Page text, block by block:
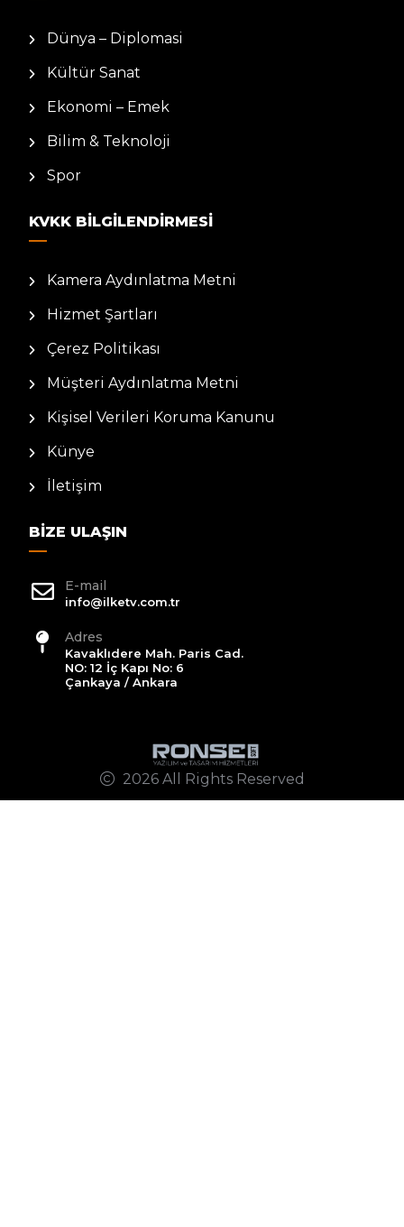
Dünya – Diplomasi
Kültür Sanat
Ekonomi – Emek
Bilim & Teknoloji
Spor
KVKK BILGILENDIRMESI
Kamera Aydınlatma Metni
Hizmet Şartları
Çerez Politikası
Müşteri Aydınlatma Metni
Kişisel Verileri Koruma Kanunu
Künye
İletişim
BIZE ULAŞIN
E-mail
info@ilketv.com.tr
Adres
Kavaklıdere Mah. Paris Cad.
NO: 12 İç Kapı No: 6
Çankaya / Ankara
2026 All Rights Reserved